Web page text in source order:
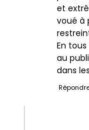
et
voué à
En
au
dans